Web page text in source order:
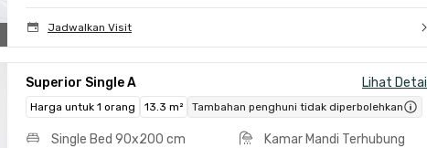
Jadwalkan Visit
Superior Single A Lihat Detail
Harga untuk 1 orang 13.3 m² Tambahan penghuni tidak diperbolehkan
Single Bed 90x200 cm
Kamar Mandi Terhubung